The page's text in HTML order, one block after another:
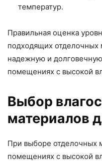
температур.
Правильная оценка
подходящих отделочных
надежную и
помещениях с высокой
Выбор
материалов
При выборе отделочных
помещениях с высокой